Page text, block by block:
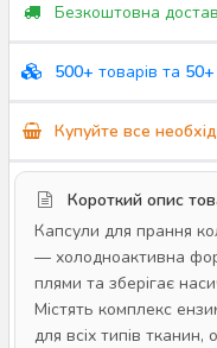
Безкоштовна
500+ товарів та 50+
Купуйте все
Короткий опис
Капсули для прання
— холодноактивна
плями та зберігає
Містять комплекс
для всіх типів